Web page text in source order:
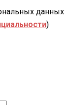
данных
)